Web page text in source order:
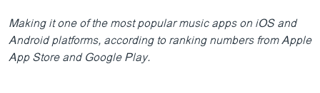
Making it one of the most popular music apps on iOS and
Android platforms, according to ranking numbers from Apple
App Store and Google Play.